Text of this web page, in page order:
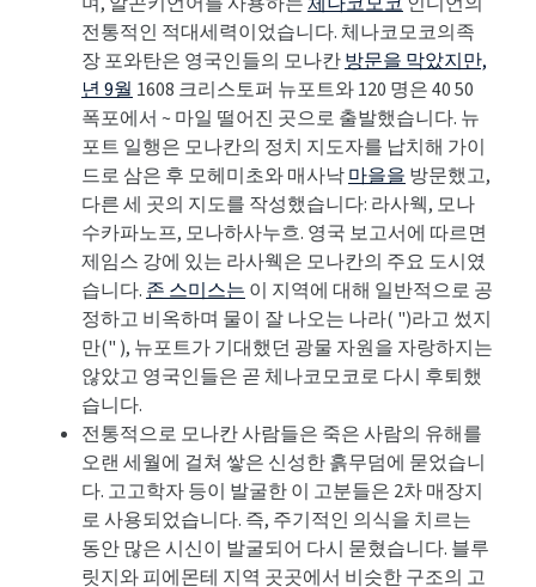
전통적인 적대세력이었습니다. 체나코모코의족
장 포와탄은 영국인들의 모나칸방문을 막았지만,
년 9월1608 크리스토퍼 뉴포트와 120 명은 40 50
폭포에서 ~ 마일 떨어진 곳으로 출발했습니다. 뉴
포트 일행은 모나칸의 정치 지도자를 납치해 가이
드로 삼은 후 모헤미초와 매사낙마을을방문했고,
다른 세 곳의 지도를 작성했습니다: 라사웩, 모나
수카파노프, 모나하사누흐. 영국 보고서에 따르면
제임스 강에 있는 라사웩은 모나칸의 주요 도시였
습니다.존 스미스는이 지역에 대해 일반적으로 공
정하고 비옥하며 물이 잘 나오는 나라( ")라고 썼지
만(" ), 뉴포트가 기대했던 광물 자원을 자랑하지는
않았고 영국인들은 곧 체나코모코로 다시 후퇴했
습니다.
전통적으로 모나칸 사람들은 죽은 사람의 유해를
오랜 세월에 걸쳐 쌓은 신성한 흙무덤에 묻었습니
다. 고고학자 등이 발굴한 이 고분들은 2차 매장지
로 사용되었습니다. 즉, 주기적인 의식을 치르는
동안 많은 시신이 발굴되어 다시 묻혔습니다. 블루
릿지와 피에몬테 지역 곳곳에서 비슷한 구조의 고